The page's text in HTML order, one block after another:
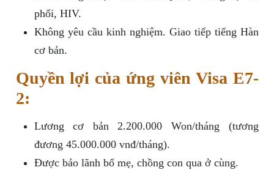
phổi, HIV.
Không yêu cầu kinh nghiệm. Giao tiếp tiếng Hàn
cơ bản.
Quyền lợi của ứng viên Visa E7-
2:
Lương cơ bản 2.200.000 Won/tháng (tương
đương 45.000.000 vnđ/tháng).
Được bảo lãnh bố mẹ, chồng con qua ở cùng.